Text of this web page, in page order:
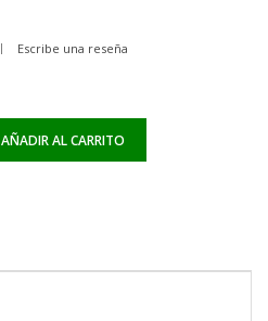
Escribe una reseña
AÑADIR AL CARRITO